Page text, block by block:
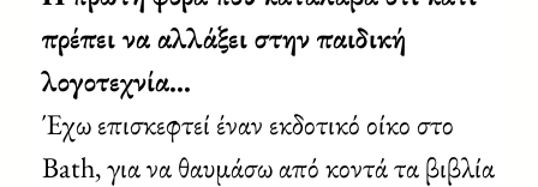
πρέπει να αλλάξει στην παιδική
λογοτεχνία…
Έχω επισκεφτεί έναν εκδοτικό οίκο στο
Bath, για να θαυμάσω από κοντά τα βιβλία